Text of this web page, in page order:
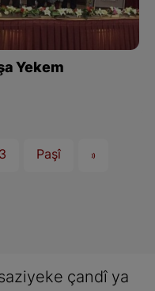
Yekem
3 Paşî »
çandî ya